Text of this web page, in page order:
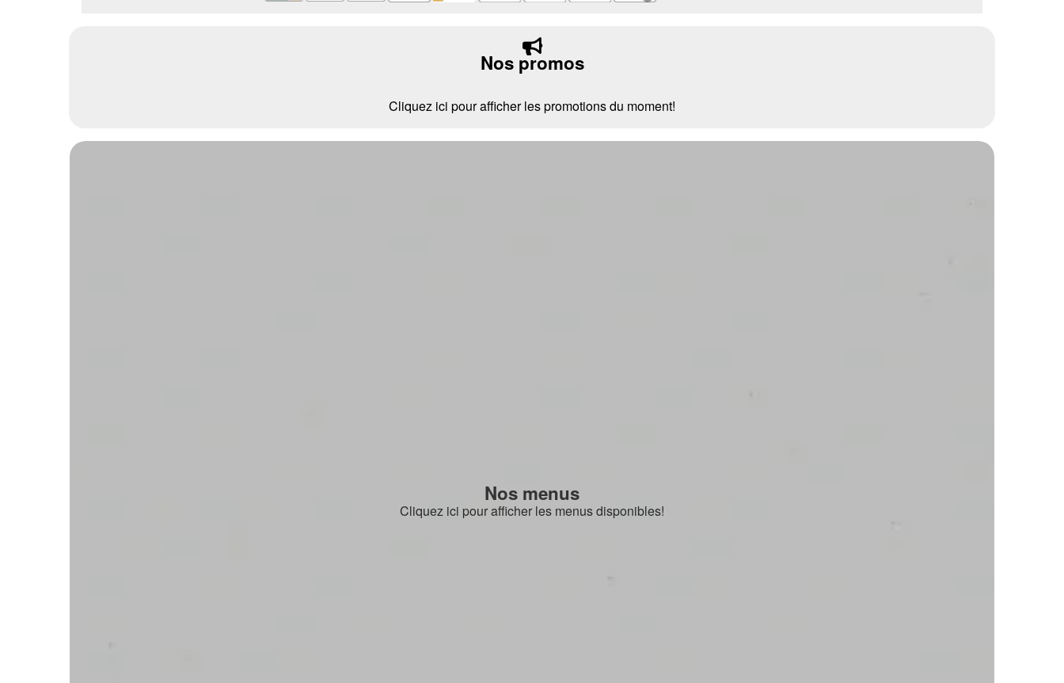
Nos promos
Cliquez ici pour afficher les promotions du moment!
Nos menus
Cliquez ici pour afficher les menus disponibles!